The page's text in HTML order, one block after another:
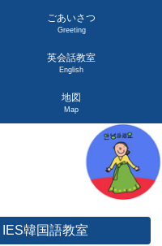
ごあいさつ
Greeting
英会話教室
English
地図
Map
韓国語教室